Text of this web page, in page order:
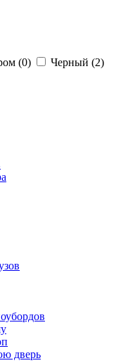
(0) Черный (2)
дверь